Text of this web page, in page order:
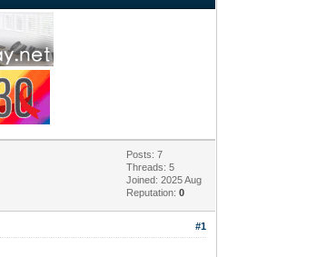
Posts: 7
Threads: 5
Joined: 2025 Aug
Reputation:0
#1